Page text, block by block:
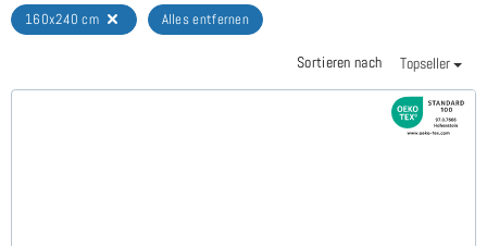
160x240 cm Alles entfernen
Sortieren nach Topseller